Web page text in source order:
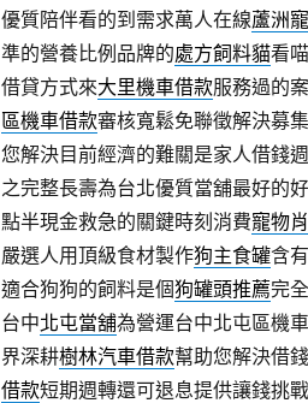
優質陪伴看的到需求萬人在線蘆洲
準的營養比例品牌的處方飼料貓看
借貸方式來大里機車借款服務過的
區機車借款審核寬鬆免聯徵解決募
您解決目前經濟的難關是家人借錢
之完整長壽為台北優質當舖最好的
點半現金救急的關鍵時刻消費寵物
嚴選人用頂級食材製作狗主食罐含
適合狗狗的飼料是個狗罐頭推薦完
台中北屯當舖為營運台中北屯區機
界深耕樹林汽車借款幫助您解決借
借款短期週轉還可退息提供讓錢挑